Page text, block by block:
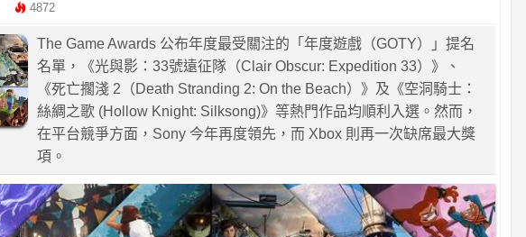
4872
The Game Awards 公布年度最受關注的「年度遊戲（GOTY）」提名
名單，《光與影：33號遠征隊（Clair Obscur: Expedition 33）》、
《死亡擱淺 2（Death Stranding 2: On the Beach）》及《空洞騎士：
絲綢之歌 (Hollow Knight: Silksong)》等熱門作品均順利入選。然而，
在平台競爭方面，Sony 今年再度領先，而 Xbox 則再一次缺席最大獎
項。